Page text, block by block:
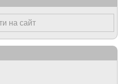
на сайт